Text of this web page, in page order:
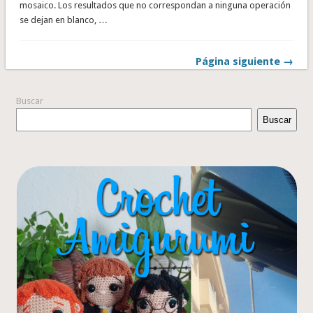
mosaico. Los resultados que no correspondan a ninguna operación
se dejan en blanco, …
Página siguiente →
Buscar
Buscar